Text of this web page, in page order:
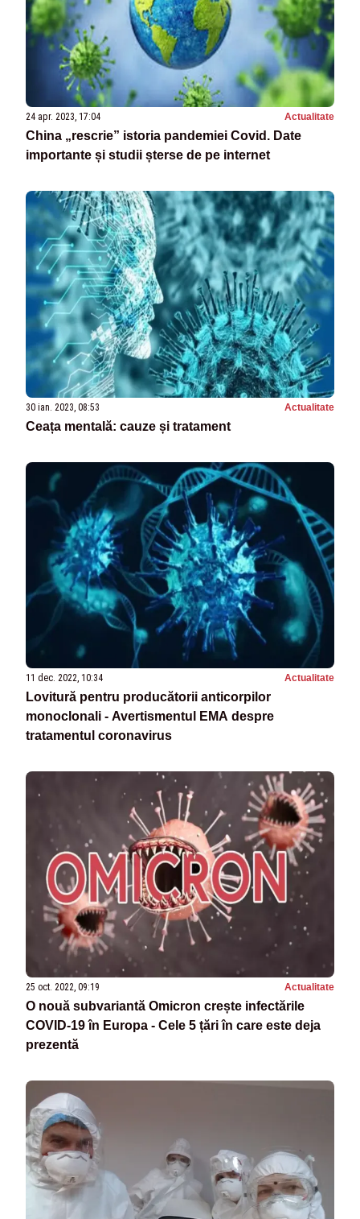
24 apr. 2023, 17:04 Actualitate
China „rescrie” istoria pandemiei Covid. Date
importante și studii șterse de pe internet
30 ian. 2023, 08:53 Actualitate
Ceața mentală: cauze și tratament
11 dec. 2022, 10:34 Actualitate
Lovitură pentru producătorii anticorpilor
monoclonali - Avertismentul EMA despre
tratamentul coronavirus
25 oct. 2022, 09:19 Actualitate
O nouă subvariantă Omicron crește infectările
COVID-19 în Europa - Cele 5 țări în care este deja
prezentă